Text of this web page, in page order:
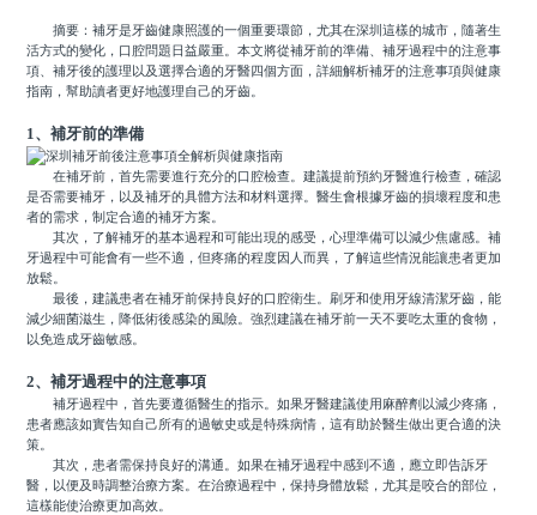
箍牙收費
摘要：補牙是牙齒健康照護的一個重要環節，尤其在深圳這樣的城市，隨著生
活方式的變化，口腔問題日益嚴重。本文將從補牙前的準備、補牙過程中的注意事
項、補牙後的護理以及選擇合適的牙醫四個方面，詳細解析補牙的注意事項與健康
指南，幫助讀者更好地護理自己的牙齒。
1、補牙前的準備
在補牙前，首先需要進行充分的口腔檢查。建議提前預約牙醫進行檢查，確認
是否需要補牙，以及補牙的具體方法和材料選擇。醫生會根據牙齒的損壞程度和患
者的需求，制定合適的補牙方案。
其次，了解補牙的基本過程和可能出現的感受，心理準備可以減少焦慮感。補
牙過程中可能會有一些不適，但疼痛的程度因人而異，了解這些情況能讓患者更加
放鬆。
最後，建議患者在補牙前保持良好的口腔衛生。刷牙和使用牙線清潔牙齒，能
減少細菌滋生，降低術後感染的風險。強烈建議在補牙前一天不要吃太重的食物，
以免造成牙齒敏感。
2、補牙過程中的注意事項
補牙過程中，首先要遵循醫生的指示。如果牙醫建議使用麻醉劑以減少疼痛，
患者應該如實告知自己所有的過敏史或是特殊病情，這有助於醫生做出更合適的決
策。
其次，患者需保持良好的溝通。如果在補牙過程中感到不適，應立即告訴牙
醫，以便及時調整治療方案。在治療過程中，保持身體放鬆，尤其是咬合的部位，
這樣能使治療更加高效。